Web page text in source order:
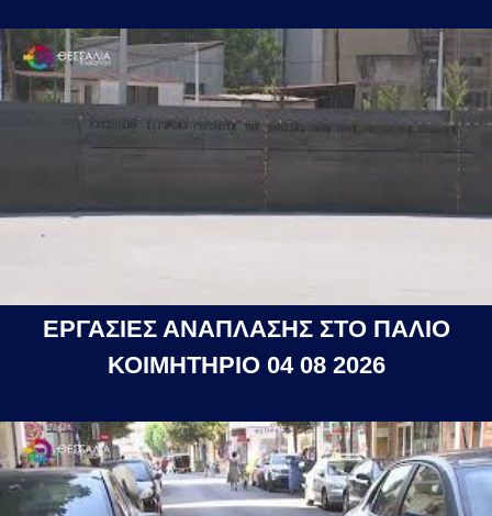
ΕΡΓΑΣΙΕΣ ΑΝΑΠΛΑΣΗΣ ΣΤΟ ΠΑΛΙΟ
ΚΟΙΜΗΤΗΡΙΟ 04 08 2026